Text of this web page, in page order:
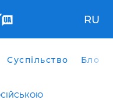
RU
Суспільство Блоги